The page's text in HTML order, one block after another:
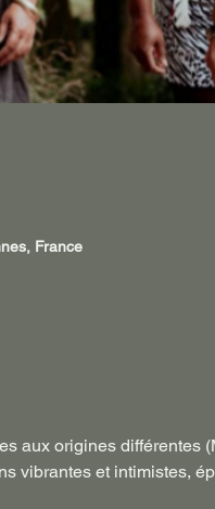
France
aux origines différentes
vibrantes et intimistes,